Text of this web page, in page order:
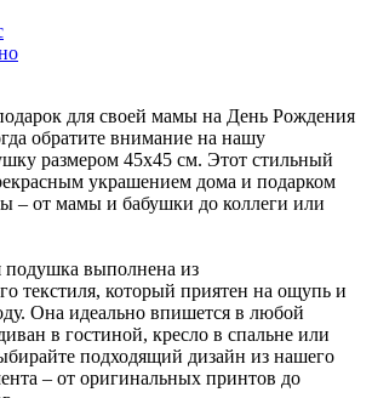
для своей мамы на День Рождения
обратите внимание на нашу
размером 45х45 см. Этот стильный
украшением дома и подарком
– от мамы и бабушки до коллеги или
подушка выполнена из
текстиля, который приятен на ощупь и
Она идеально впишется в любой
в гостиной, кресло в спальне или
подходящий дизайн из нашего
– от оригинальных принтов до